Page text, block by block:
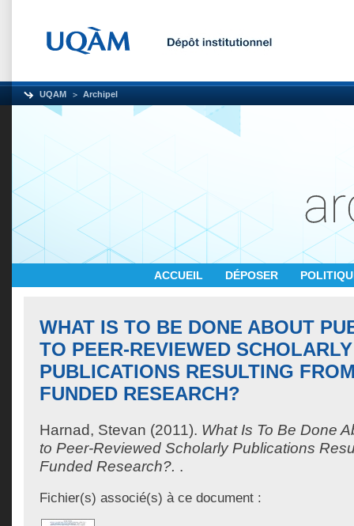
UQAM Archipel
ACCUEIL DÉPOSER
WHAT IS TO BE DONE ABOUT
TO PEER-REVIEWED SCHOLARLY
PUBLICATIONS RESULTING
FUNDED RESEARCH?
Harnad, Stevan (2011). What Is To Be Done
to Peer-Reviewed Scholarly Publications
Funded Research?. .
Fichier(s) associé(s) à ce document :